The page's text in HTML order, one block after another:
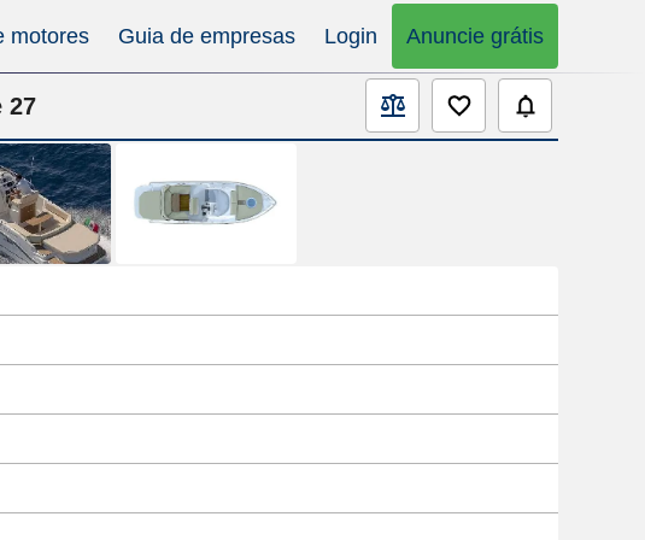
motores Guia de empresas Login Anuncie grátis
27